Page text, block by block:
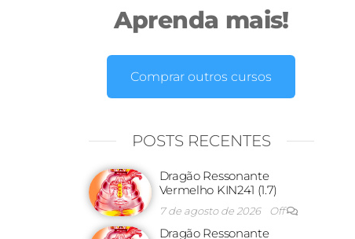
Aprenda mais!
Comprar outros cursos
POSTS RECENTES
Dragão Ressonante
Vermelho KIN241 (1.7)
7 de agosto de 2026 Off
Dragão Ressonante